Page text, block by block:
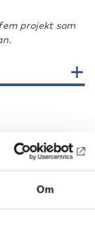
Om
projekt som